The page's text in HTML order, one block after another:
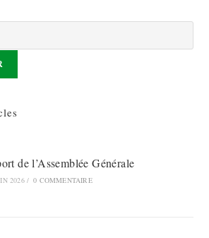
de l’Assemblée Générale
2026 / 0 COMMENTAIRE